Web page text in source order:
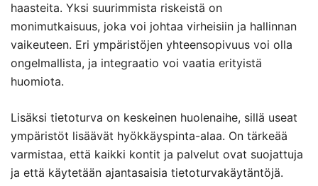
haasteita. Yksi suurimmista riskeistä on
monimutkaisuus, joka voi johtaa virheisiin ja hallinnan
vaikeuteen. Eri ympäristöjen yhteensopivuus voi olla
ongelmallista, ja integraatio voi vaatia erityistä
huomiota.
Lisäksi tietoturva on keskeinen huolenaihe, sillä useat
ympäristöt lisäävät hyökkäyspinta-alaa. On tärkeää
varmistaa, että kaikki kontit ja palvelut ovat suojattuja
ja että käytetään ajantasaisia tietoturvakäytäntöjä.